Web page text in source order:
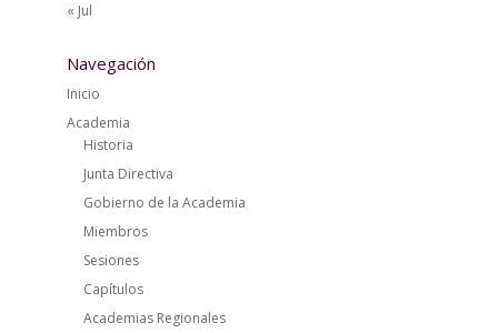
« Jul
Navegación
Inicio
Academia
Historia
Junta Directiva
Gobierno de la Academia
Miembros
Sesiones
Capítulos
Academias Regionales